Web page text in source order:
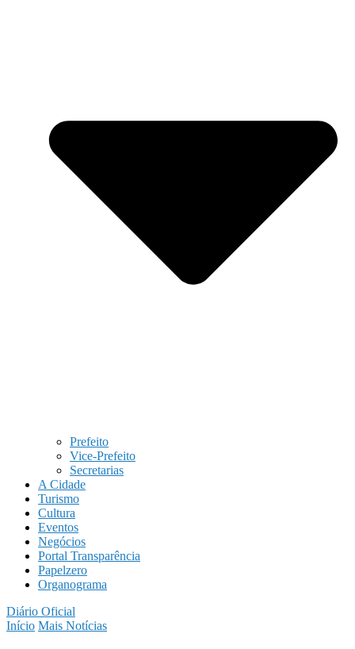
Prefeito
Vice-Prefeito
Secretarias
A Cidade
Turismo
Cultura
Eventos
Negócios
Portal Transparência
Papelzero
Organograma
Diário Oficial
Início Mais Notícias